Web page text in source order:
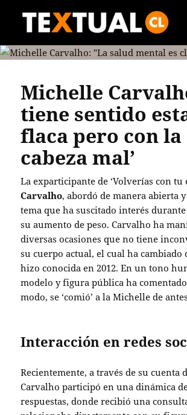
TEXTUAL
Michelle
tiene sentido
flaca pero con la
cabeza mal’
La exparticipante de ‘Volverías con tu
Carvalho, abordó de manera abierta
tema que ha suscitado interés
su aumento de peso. Carvalho ha
diversas ocasiones que no tiene
su cuerpo actual, el cual ha cambiado
hizo conocida en 2012. En un tono
modelo y figura pública ha
modo, se ‘comió’ a la Michelle de
Interacción en redes
Recientemente, a través de su cuenta
Carvalho participó en una dinámica
respuestas, donde recibió una